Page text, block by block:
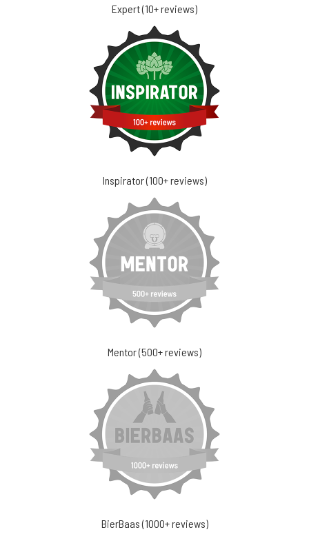
Expert (10+ reviews)
Inspirator (100+ reviews)
Mentor (500+ reviews)
BierBaas (1000+ reviews)